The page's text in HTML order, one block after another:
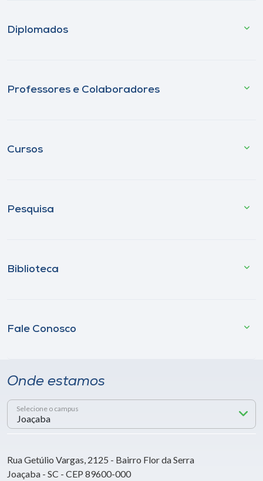
Diplomados
Professores e Colaboradores
Cursos
Pesquisa
Biblioteca
Fale Conosco
Onde estamos
Selecione o campus
Rua Getúlio Vargas, 2125 - Bairro Flor da Serra
Joaçaba - SC - CEP 89600-000